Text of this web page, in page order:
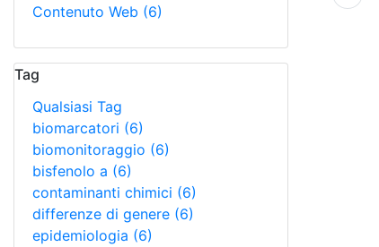
Contenuto Web (6)
Tag
Qualsiasi Tag
biomarcatori (6)
biomonitoraggio (6)
bisfenolo a (6)
contaminanti chimici (6)
differenze di genere (6)
epidemiologia (6)